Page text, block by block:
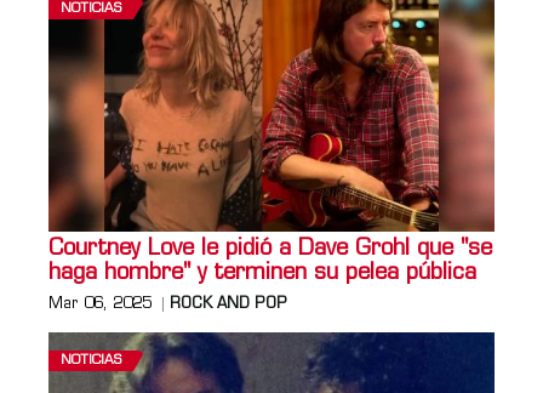
NOTICIAS
Courtney Love le pidió a Dave Grohl que "se
haga hombre" y terminen su pelea pública
Mar 06, 2025 ROCK AND POP
NOTICIAS